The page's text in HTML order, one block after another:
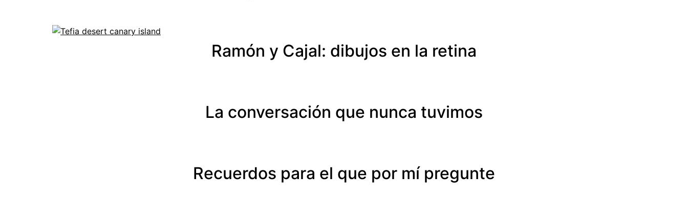
Ramón y Cajal: dibujos en la retina
La conversación que nunca tuvimos
Recuerdos para el que por mí pregunte